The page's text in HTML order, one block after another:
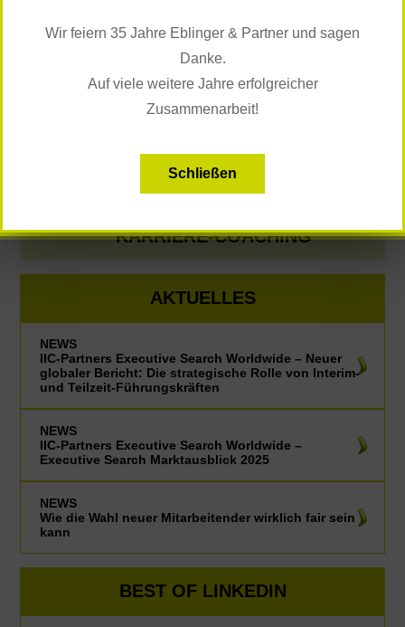
Karriereportal career.at
2000 -
Redakteurin im Ressort
Karriere, Der Standard
KARRIERE-COACHING
AKTUELLES
NEWS
IIC-Partners Executive Search Worldwide – Neuer
globaler Bericht: Die strategische Rolle von Interim-
und Teilzeit-Führungskräften
NEWS
IIC-Partners Executive Search Worldwide –
Executive Search Marktausblick 2025
NEWS
Wie die Wahl neuer Mitarbeitender wirklich fair sein
kann
BEST OF LINKEDIN
Wir feiern 35 Jahre Eblinger & Partner und sagen
Danke.
Auf viele weitere Jahre erfolgreicher
Zusammenarbeit!
Schließen